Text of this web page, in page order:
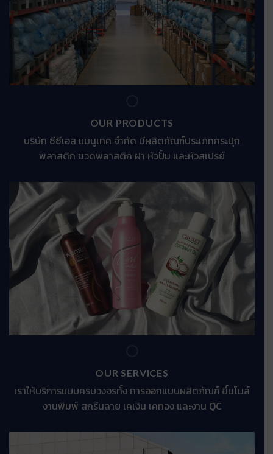
OUR PRODUCTS
บริษัท ซีซีเอส แมนูเทค จำกัด มีผลิตภัณฑ์ประเภทกระปุก
พลาสติก ขวดพลาสติก ฝา หัวปั้ม และหัวสเปรย์
OUR SERVICES
เราให้บริการแบบครบวงจรทั้ง การออกแบบผลิตภัณฑ์ ขึ้นโมล์
งานพิมพ์ สกรีนลาย เคเงิน เคทอง และงาน QC